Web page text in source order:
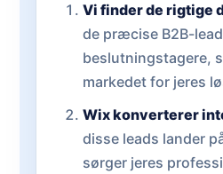
Vi finder de rigtige
de præcise B2B-
beslutningstagere,
markedet for jeres
Wix konverterer
disse leads lander
sørger jeres